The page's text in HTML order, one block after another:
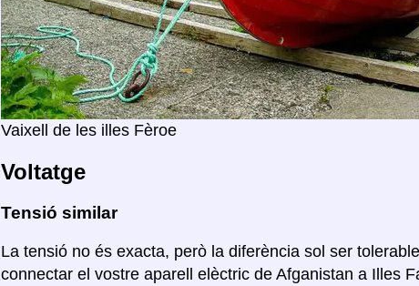
Vaixell de les illes Fèroe
Voltatge
Tensió similar
La tensió no és exacta, però la diferència sol ser
connectar el vostre aparell elèctric de Afganistan a Illes